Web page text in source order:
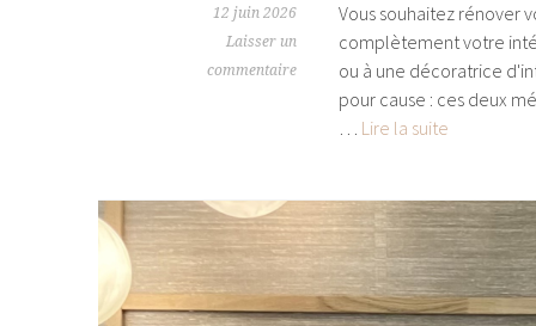
12 juin 2026
Laisser un
commentaire
Vous souhaitez rénover
complètement votre
ou à une décoratrice
pour cause : ces deux
… Lire la suite
d’intérieur
:
quelles